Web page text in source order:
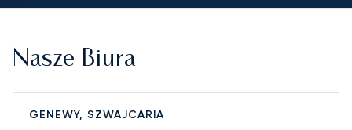
Nasze Biura
GENEWY, SZWAJCARIA